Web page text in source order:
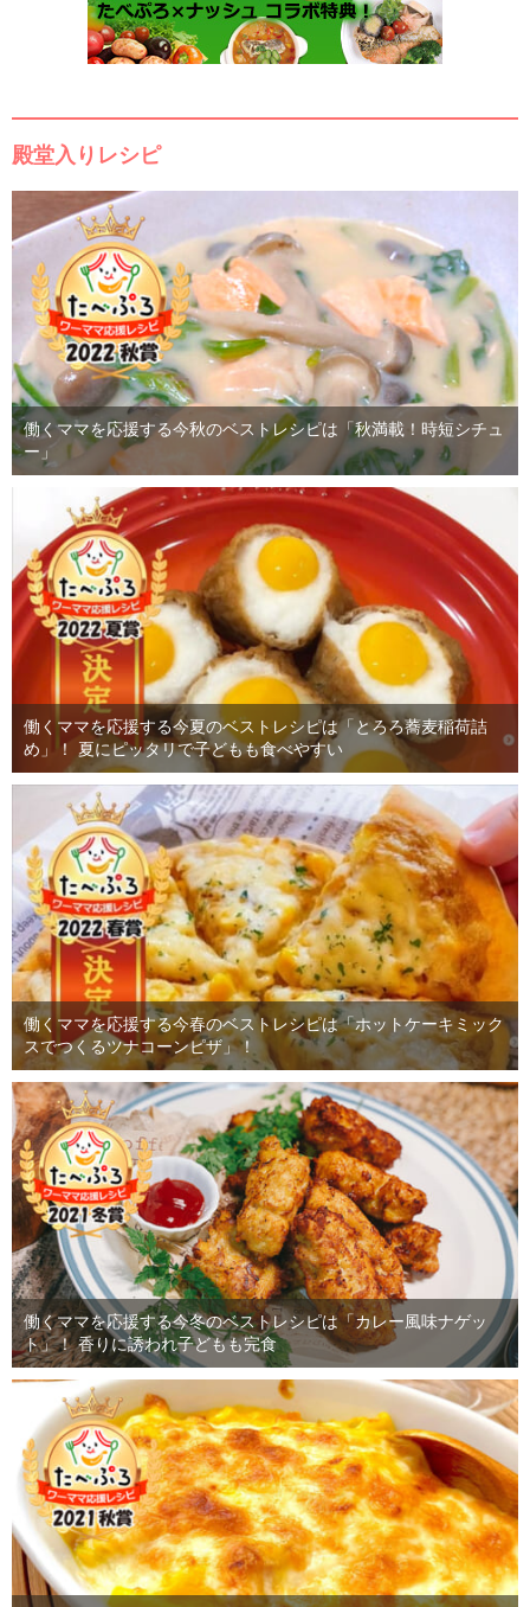
殿堂入りレシピ
働くママを応援する今秋のベストレシピは「秋満載！時短シチュ
ー」
働くママを応援する今夏のベストレシピは「とろろ蕎麦稲荷詰
め」！ 夏にピッタリで子どもも食べやすい
働くママを応援する今春のベストレシピは「ホットケーキミック
スでつくるツナコーンピザ」！
働くママを応援する今冬のベストレシピは「カレー風味ナゲッ
ト」！ 香りに誘われ子どもも完食